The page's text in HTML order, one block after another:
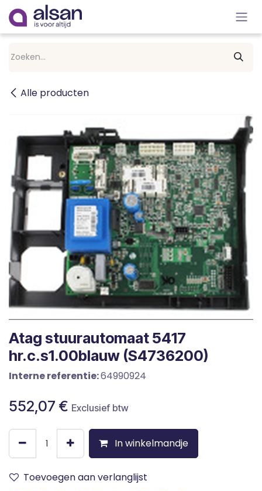
Overslaan naar inhoud
Alle producten
Atag stuurautomaat 5417
hr.c.s1.00blauw (S4736200)
Interne referentie:64990924
552,07 € Exclusief btw
In winkelmandje
Toevoegen aan verlanglijst